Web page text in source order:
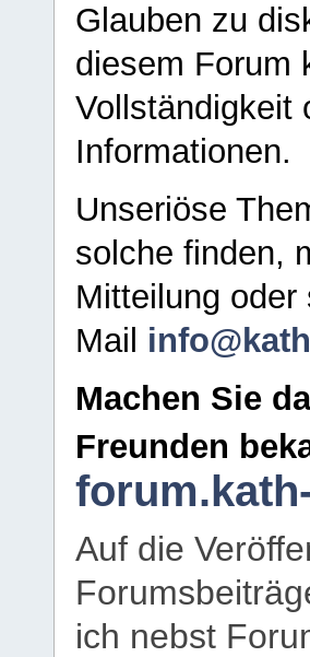
Glauben zu
diesem Forum
Vollständigkeit
Informationen.
Unseriöse
solche finden,
Mitteilung
Mail
Machen Sie
Freunden
Auf die
ich nebst